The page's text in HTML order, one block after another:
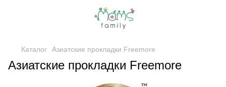
Каталог Азиатские прокладки Freemore
Азиатские прокладки Freemore